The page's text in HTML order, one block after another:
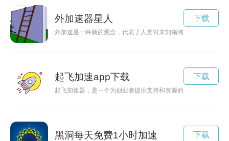
外加速器星人
外加速是一种新的观念，代表了人类对未知领域的勇敢探索和
下载
起飞加速app下载
起飞加速器，是一个为创业者提供支持和资源的平台，帮助他
下载
黑洞每天免费1小时加速 下载